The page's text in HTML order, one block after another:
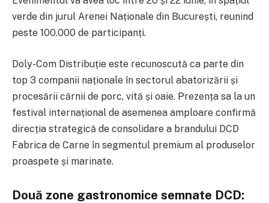
verde din jurul Arenei Naționale din București, reunind
peste 100.000 de participanți.
Doly-Com Distribuție este recunoscută ca parte din
top 3 companii naționale în sectorul abatorizării și
procesării cărnii de porc, vită și oaie. Prezența sa la un
festival internațional de asemenea amploare confirmă
direcția strategică de consolidare a brandului DCD
Fabrica de Carne în segmentul premium al produselor
proaspete și marinate.
Două zone gastronomice semnate DCD: